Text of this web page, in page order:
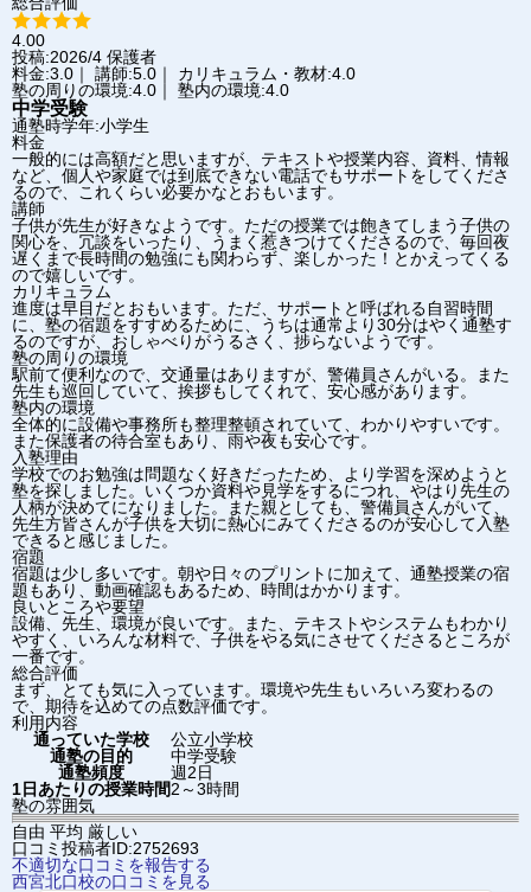
4.00
投稿:2026/4 保護者
料金:3.0｜ 講師:5.0｜ カリキュラム・教材:4.0
塾の周りの環境:4.0｜ 塾内の環境:4.0
中学受験
通塾時学年:小学生
料金
一般的には高額だと思いますが、テキストや授業内容、資料、情報
など、個人や家庭では到底できない電話でもサポートをしてくださ
るので、これくらい必要かなとおもいます。
講師
子供が先生が好きなようです。ただの授業では飽きてしまう子供の
関心を、冗談をいったり、うまく惹きつけてくださるので、毎回夜
遅くまで長時間の勉強にも関わらず、楽しかった！とかえってくる
ので嬉しいです。
カリキュラム
進度は早目だとおもいます。ただ、サポートと呼ばれる自習時間
に、塾の宿題をすすめるために、うちは通常より30分はやく通塾す
るのですが、おしゃべりがうるさく、捗らないようです。
塾の周りの環境
駅前て便利なので、交通量はありますが、警備員さんがいる。また
先生も巡回していて、挨拶もしてくれて、安心感があります。
塾内の環境
全体的に設備や事務所も整理整頓されていて、わかりやすいです。
また保護者の待合室もあり、雨や夜も安心です。
入塾理由
学校でのお勉強は問題なく好きだったため、より学習を深めようと
塾を探しました。いくつか資料や見学をするにつれ、やはり先生の
人柄が決めてになりました。また親としても、警備員さんがいて、
先生方皆さんが子供を大切に熱心にみてくださるのが安心して入塾
できると感じました。
宿題
宿題は少し多いです。朝や日々のプリントに加えて、通塾授業の宿
題もあり、動画確認もあるため、時間はかかります。
良いところや要望
設備、先生、環境が良いです。また、テキストやシステムもわかり
やすく、いろんな材料で、子供をやる気にさせてくださるところが
一番です。
総合評価
まず、とても気に入っています。環境や先生もいろいろ変わるの
で、期待を込めての点数評価です。
利用内容
通っていた学校
公立小学校
通塾の目的
中学受験
通塾頻度
週2日
1日あたりの授業時間2～3時間
塾の雰囲気
自由 平均 厳しい
口コミ投稿者ID:2752693
不適切な口コミを報告する
西宮北口校の口コミを見る